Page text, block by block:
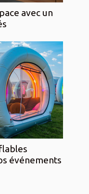
avec un
événements